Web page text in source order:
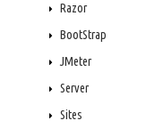
Razor
BootStrap
JMeter
Server
Sites